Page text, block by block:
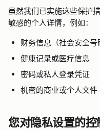
虽然我们已实施这些保护
敏感的个人详情，例如：
财务信息（社会安全号
健康记录或医疗信息
密码或私人登录凭证
机密的商业或个人文件
您对隐私设置的控